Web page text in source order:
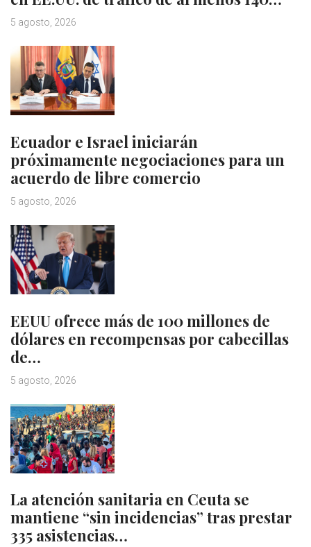
5 agosto, 2026
Ecuador e Israel iniciarán
próximamente negociaciones para un
acuerdo de libre comercio
5 agosto, 2026
EEUU ofrece más de 100 millones de
dólares en recompensas por cabecillas
de…
5 agosto, 2026
La atención sanitaria en Ceuta se
mantiene “sin incidencias” tras prestar
335 asistencias…